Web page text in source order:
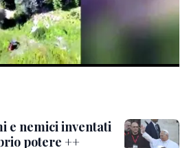
e nemici inventati
potere ++